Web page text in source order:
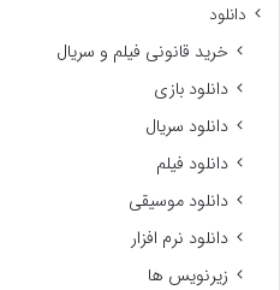
دانلود
خرید قانونی فیلم و سریال
دانلود بازی
دانلود سریال
دانلود فیلم
دانلود موسیقی
دانلود نرم افزار
زیرنویس ها